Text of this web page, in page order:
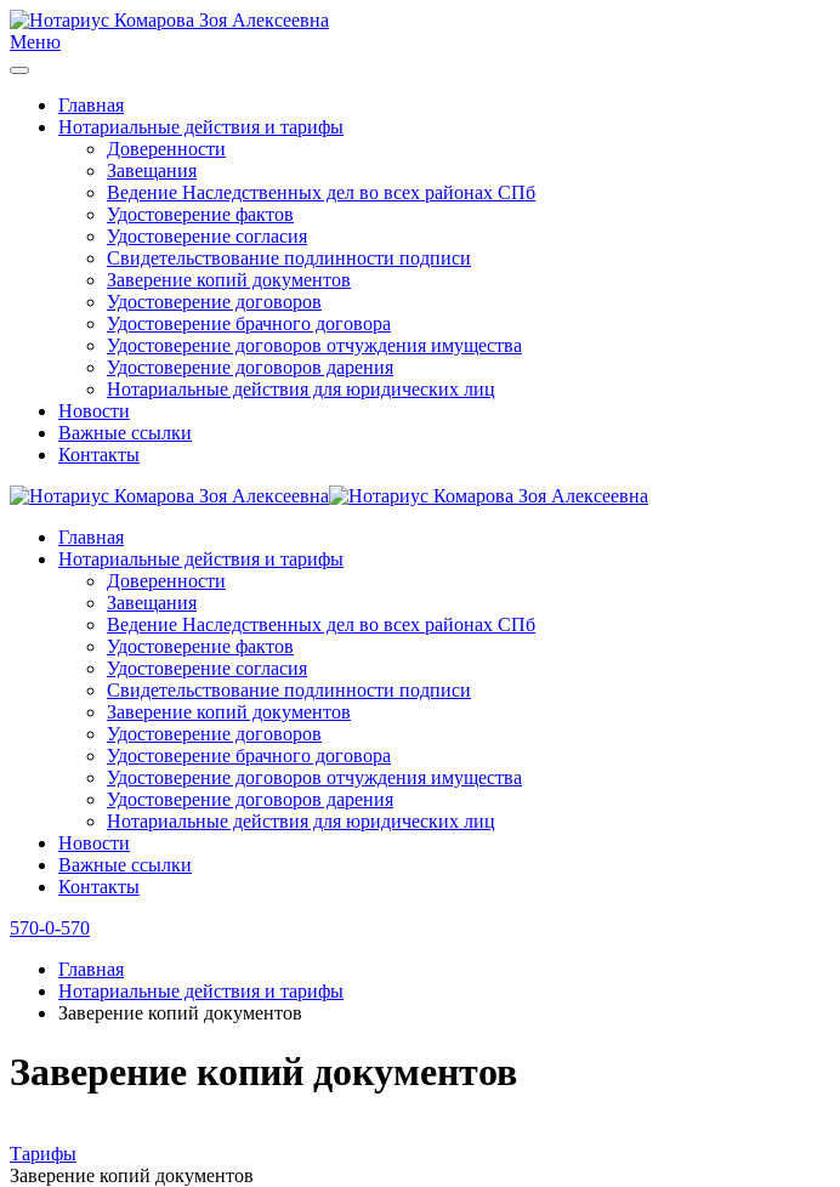
Меню
Главная
Нотариальные действия и тарифы
Доверенности
Завещания
Ведение Наследственных дел во всех районах СПб
Удостоверение фактов
Удостоверение согласия
Свидетельствование подлинности подписи
Заверение копий документов
Удостоверение договоров
Удостоверение брачного договора
Удостоверение договоров отчуждения имущества
Удостоверение договоров дарения
Нотариальные действия для юридических лиц
Новости
Важные ссылки
Контакты
Главная
Нотариальные действия и тарифы
Доверенности
Завещания
Ведение Наследственных дел во всех районах СПб
Удостоверение фактов
Удостоверение согласия
Свидетельствование подлинности подписи
Заверение копий документов
Удостоверение договоров
Удостоверение брачного договора
Удостоверение договоров отчуждения имущества
Удостоверение договоров дарения
Нотариальные действия для юридических лиц
Новости
Важные ссылки
Контакты
570-0-570
Главная
Нотариальные действия и тарифы
Заверение копий документов
Заверение копий документов
Тарифы
Заверение копий документов